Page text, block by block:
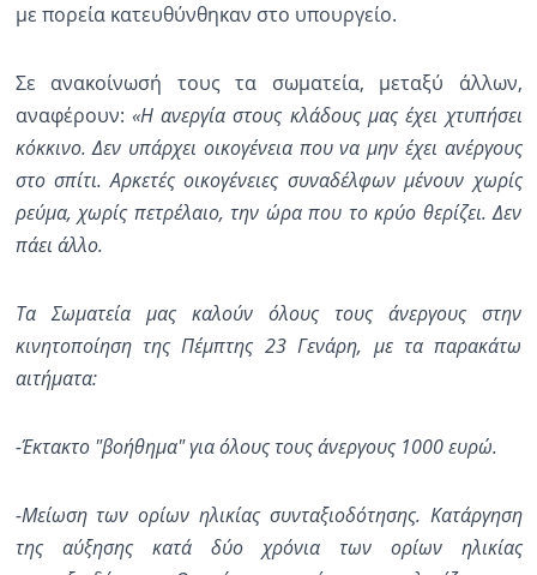
με πορεία κατευθύνθηκαν στο υπουργείο.
Σε ανακοίνωσή τους τα σωματεία, μεταξύ άλλων,
αναφέρουν: «Η ανεργία στους κλάδους μας έχει χτυπήσει
κόκκινο. Δεν υπάρχει οικογένεια που να μην έχει ανέργους
στο σπίτι. Αρκετές οικογένειες συναδέλφων μένουν χωρίς
ρεύμα, χωρίς πετρέλαιο, την ώρα που το κρύο θερίζει. Δεν
πάει άλλο.
Τα Σωματεία μας καλούν όλους τους άνεργους στην
κινητοποίηση της Πέμπτης 23 Γενάρη, με τα παρακάτω
αιτήματα:
-Έκτακτο "βοήθημα" για όλους τους άνεργους 1000 ευρώ.
-Μείωση των ορίων ηλικίας συνταξιοδότησης. Κατάργηση
της αύξησης κατά δύο χρόνια των ορίων ηλικίας